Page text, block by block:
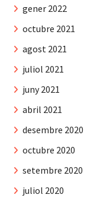
gener 2022
octubre 2021
agost 2021
juliol 2021
juny 2021
abril 2021
desembre 2020
octubre 2020
setembre 2020
juliol 2020